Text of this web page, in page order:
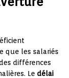
que les salariés
différences
Le délai